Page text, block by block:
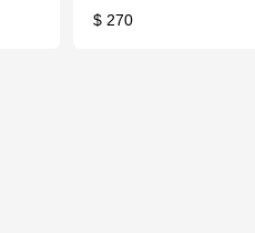
$ 270